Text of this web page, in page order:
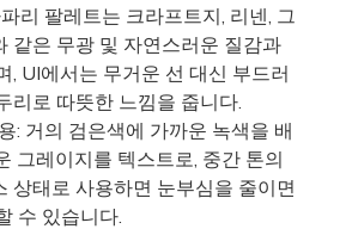
리 팔레트는 크라프트지, 리넨, 그
같은 무광 및 자연스러운 질감과
, UI에서는 무거운 선 대신 부드러
리로 따뜻한 느낌을 줍니다.
: 거의 검은색에 가까운 녹색을 배
그레이지를 텍스트로, 중간 톤의
상태로 사용하면 눈부심을 줄이면
수 있습니다.